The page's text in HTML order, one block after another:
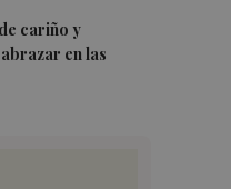
cariño y
en las